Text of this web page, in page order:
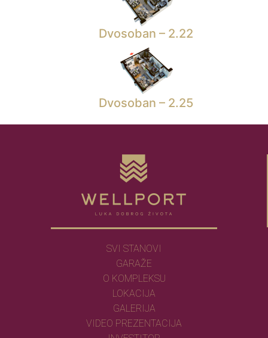
Dvosoban – 2.22
Dvosoban – 2.25
SVI STANOVI
GARAŽE
O KOMPLEKSU
LOKACIJA
GALERIJA
VIDEO PREZENTACIJA